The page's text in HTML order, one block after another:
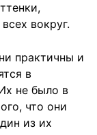
вокруг.
практичны и
в
не было в
что они
из их